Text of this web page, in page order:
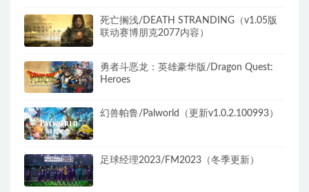
死亡搁浅/DEATH STRANDING（v1.05版
联动赛博朋克2077内容）
勇者斗恶龙：英雄豪华版/Dragon Quest:
Heroes
幻兽帕鲁/Palworld（更新v1.0.2.100993）
足球经理2023/FM2023（冬季更新）